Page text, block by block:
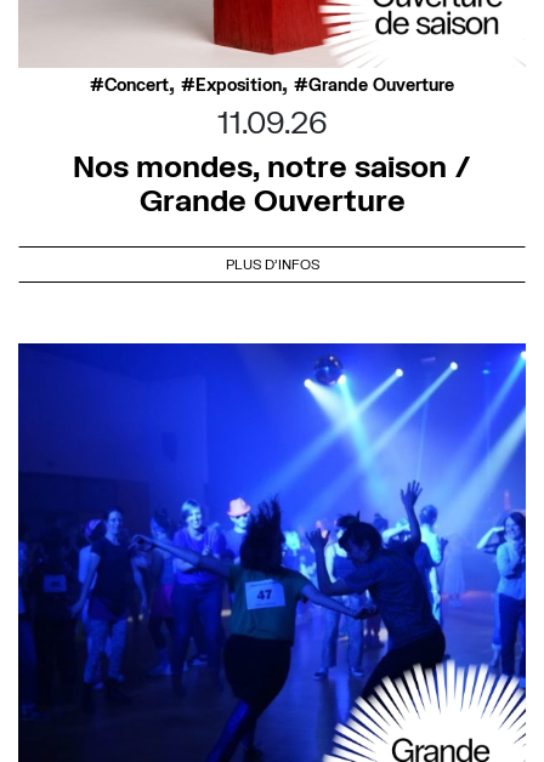
Concert, Exposition, Grande Ouverture
11.09.26
Nos mondes, notre saison /
Grande Ouverture
PLUS D'INFOS